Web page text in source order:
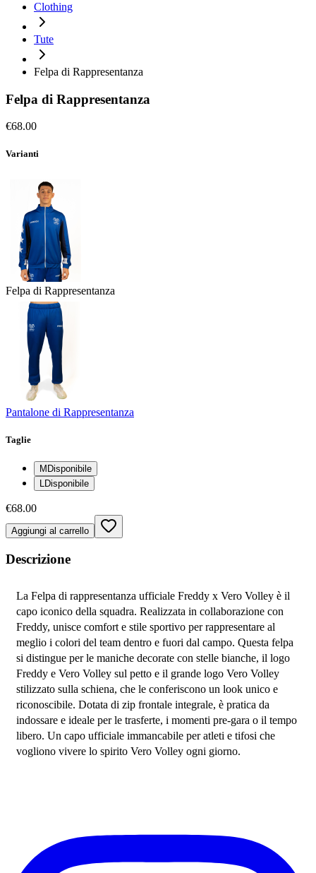
Clothing
Tute
Felpa di Rappresentanza
Felpa di Rappresentanza
€68.00
Varianti
Felpa di Rappresentanza
Pantalone di Rappresentanza
Taglie
M Disponibile
Disponibile
€68.00
Aggiungi al carrello
Descrizione
La Felpa di rappresentanza ufficiale Freddy x Vero Volley è il
capo iconico della squadra. Realizzata in collaborazione con
Freddy, unisce comfort e stile sportivo per rappresentare al
meglio i colori del team dentro e fuori dal campo. Questa felpa
si distingue per le maniche decorate con stelle bianche, il logo
Freddy e Vero Volley sul petto e il grande logo Vero Volley
stilizzato sulla schiena, che le conferiscono un look unico e
riconoscibile. Dotata di zip frontale integrale, è pratica da
indossare e ideale per le trasferte, i momenti pre-gara o il tempo
libero. Un capo ufficiale immancabile per atleti e tifosi che
vogliono vivere lo spirito Vero Volley ogni giorno.